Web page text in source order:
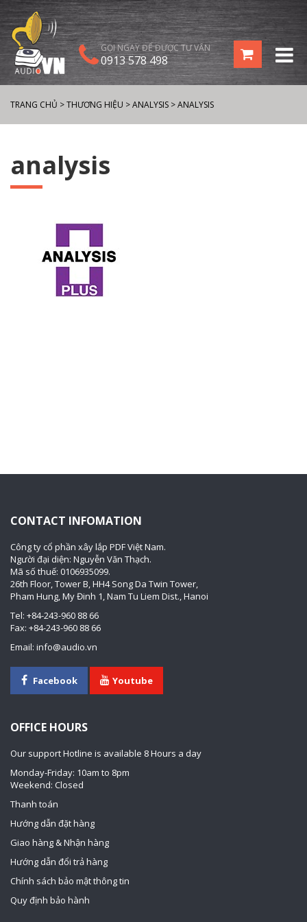
GỌI NGAY ĐỂ ĐƯỢC TƯ VẤN
0913 578 498
TRANG CHỦ >THƯƠNG HIỆU >ANALYSIS >ANALYSIS
analysis
CONTACT INFOMATION
Công ty cổ phần xây lắp PDF Việt Nam.
Người đại diện: Nguyễn Văn Thạch.
Mã số thuế: 0106935099.
26th Floor, Tower B, HH4 Song Da Twin Tower,
Pham Hung, My Đinh 1, Nam Tu Liem Dist., Hanoi
Tel: +84-243-960 88 66
Fax: +84-243-960 88 66
Email: info@audio.vn
Facebook Youtube
OFFICE HOURS
Our support Hotline is available 8 Hours a day
Monday-Friday: 10am to 8pm
Weekend: Closed
Thanh toán
Hướng dẫn đặt hàng
Giao hàng & Nhận hàng
Hướng dẫn đổi trả hàng
Chính sách bảo mật thông tin
Quy định bảo hành